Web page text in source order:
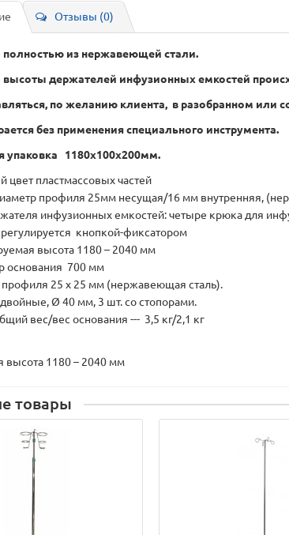
Отзывы (0)
полностью из нержавеющей стали.
высоты держателей инфузионных емкостей
по желанию клиента, в разобранном или
без применения специального инструмента.
упаковка 1180х100х200мм.
цвет пластмассовых частей
профиля 25мм несущая/16 мм внутренняя,
инфузионных емкостей: четыре крюка для
кнопкой-фиксатором
высота 1180 – 2040 мм
основания 700 мм
профиля 25 х 25 мм (нержавеющая сталь).
Ø 40 мм, 3 шт. со стопорами.
вес/вес основания --- 3,5 кг/2,1 кг
высота 1180 – 2040 мм
товары